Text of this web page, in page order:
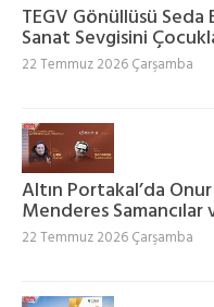
TEGV Gönüllüsü Seda
Sanat Sevgisini
22 Temmuz 2026 Çarşamba
Altın Portakal’da
Menderes Samancılar
22 Temmuz 2026 Çarşamba